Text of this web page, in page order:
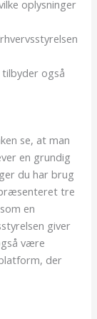
oplysninger
også
se, at man
en grundig
du har brug
tre
en
giver
være
der